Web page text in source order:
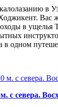
в
Вас
в ущелья
в одном
с севера.